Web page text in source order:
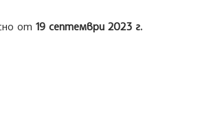
от 19 септември 2023 г.